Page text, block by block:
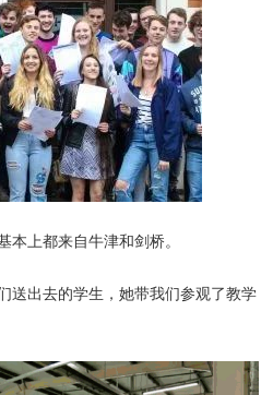
本上都来自牛津和剑桥。
送出去的学生，她带我们参观了教学